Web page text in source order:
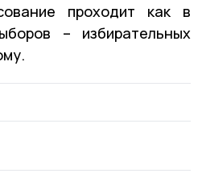
проходит как в
– избирательных